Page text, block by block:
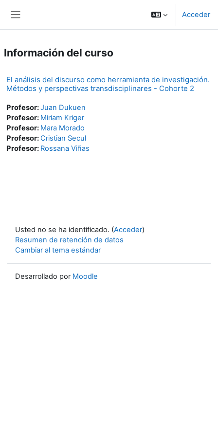
Acceder
Información del curso
El análisis del discurso como herramienta de investigación.
Métodos y perspectivas transdisciplinares - Cohorte 2
Profesor:Juan Dukuen
Profesor: Miriam Kriger
Profesor: Mara Morado
Profesor:Cristian Secul
Profesor: Rossana Viñas
Usted no se ha identificado. (Acceder)
Resumen de retención de datos
Cambiar al tema estándar
Desarrollado por Moodle